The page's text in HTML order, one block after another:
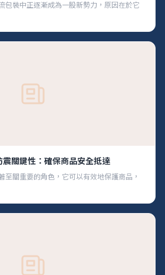
包裝中正逐漸成為一股新勢力，原因在於它
關鍵性：確保商品安全抵達
至關重要的角色，它可以有效地保護商品，